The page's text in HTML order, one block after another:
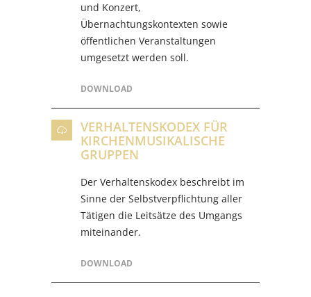
und Konzert,
Übernachtungskontexten sowie
öffentlichen Veranstaltungen
umgesetzt werden soll.
DOWNLOAD
VERHALTENSKODEX FÜR
KIRCHENMUSIKALISCHE
GRUPPEN
Der Verhaltenskodex beschreibt im
Sinne der Selbstverpflichtung aller
Tätigen die Leitsätze des Umgangs
miteinander.
DOWNLOAD